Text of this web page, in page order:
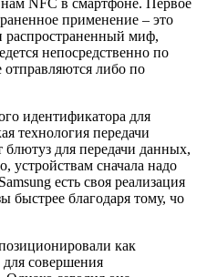
применение – это
распространенный миф,
непосредственно по
либо по
идентификатора для
технология передачи
для передачи данных,
устройствам сначала надо
есть своя реализация
быстрее благодаря тому, чо
как
для совершения